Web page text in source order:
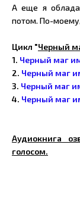
А еще я
потом. По-
Цикл "Черный
1. Черный маг
2. Черный маг
3. Черный маг
4. Черный маг
Аудиокнига
голосом.